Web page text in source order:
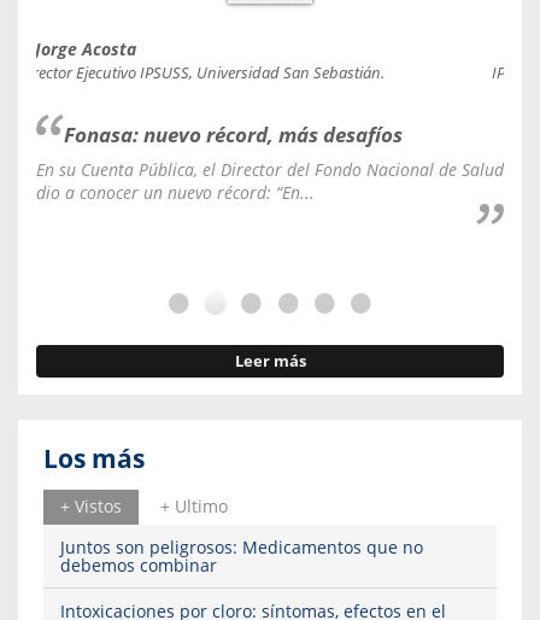
Jorge Acosta
Director Ejecutivo IPSUSS, Universidad San Sebastián.
Fonasa: nuevo récord, más desafíos
En su Cuenta Pública, el Director del Fondo Nacional de Salud
dio a conocer un nuevo récord: “En...
Leer más
Los más
+ Vistos
+ Ultimo
Juntos son peligrosos: Medicamentos que no
debemos combinar
Intoxicaciones por cloro: síntomas, efectos en el